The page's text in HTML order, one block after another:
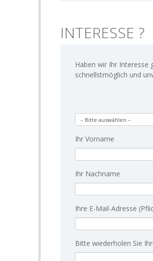
INTERESSE ?
Haben wir Ihr Interesse
schnellstmöglich und
Ihr Vorname
Ihr Nachname
Ihre E-Mail-Adresse
Bitte wiederholen Sie